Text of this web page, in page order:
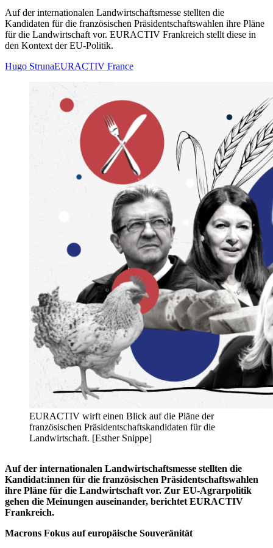
Auf der internationalen Landwirtschaftsmesse stellten die
Kandidaten für die französischen Präsidentschaftswahlen ihre Pläne
für die Landwirtschaft vor. EURACTIV Frankreich stellt diese in
den Kontext der EU-Politik.
Hugo StrunaEURACTIV France
EURACTIV wirft einen Blick auf die Pläne der
französischen Präsidentschaftskandidaten für die
Landwirtschaft. [Esther Snippe]
Auf der internationalen Landwirtschaftsmesse stellten die
Kandidat:innen für die französischen Präsidentschaftswahlen
ihre Pläne für die Landwirtschaft vor. Zur EU-Agrarpolitik
gehen die Meinungen auseinander, berichtet EURACTIV
Frankreich.
Macrons Fokus auf europäische Souveränität